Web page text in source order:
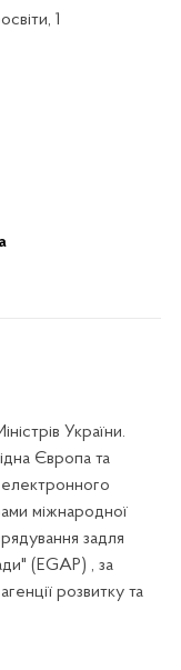
1
України.
Європа та
міжнародної
задля
(EGAP) , за
розвитку та